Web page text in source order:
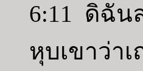
6:11 ดิฉัน
หุบเขาว่า